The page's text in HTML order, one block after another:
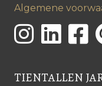
Algemene
TIENTALLEN